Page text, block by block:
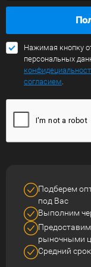
Нажимая кнопку
персональных
согласием
Подберем
под Вас
Выполним
Предоставим
рыночными
Средний